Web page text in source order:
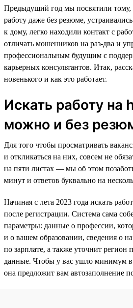
Предыдущий год мы посвятили тому,
работу даже без резюме,
к дому, легко находили контакт с
отличать мошенников на раз-два и
профессиональным будущим с
карьерных консультантов. Итак,
новенького и как это работает.
Искать работу на
можно и без
Для того чтобы просматривать
и откликаться на них, совсем не
на пяти листах — мы об этом
минут и ответов буквально на
Начиная с лета 2023 года искать
после регистрации. Система сама
параметры: данные о профессии,
и о вашем образовании, сведения о
по зарплате, а также уточнит регион
данные. Чтобы у вас ушло минимум
она предложит вам автозаполнение